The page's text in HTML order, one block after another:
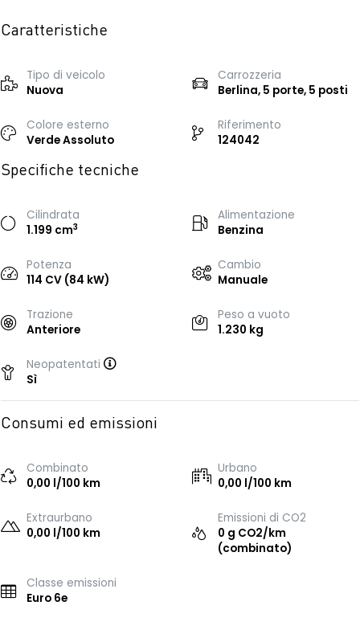
Caratteristiche
Tipo di veicolo
Nuova
Carrozzeria
Berlina, 5 porte, 5 posti
Colore esterno
Verde Assoluto
Riferimento
124042
Specifiche tecniche
Cilindrata
1.199 cm3
Alimentazione
Benzina
Potenza
114 CV (84 kW)
Cambio
Manuale
Trazione
Anteriore
Peso a vuoto
1.230 kg
Neopatentati
Sì
Consumi ed emissioni
Combinato
0,00 l/100 km
Urbano
0,00 l/100 km
Extraurbano
0,00 l/100 km
Emissioni di CO2
0 g CO2/km
(combinato)
Classe emissioni
Euro 6e